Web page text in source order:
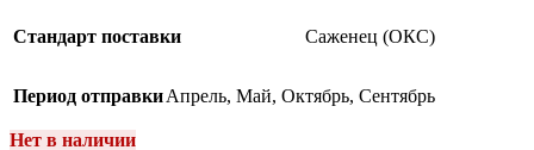
Стандарт поставки Саженец (ОКС)
Период отправкиАпрель, Май, Октябрь, Сентябрь
Нет в наличии